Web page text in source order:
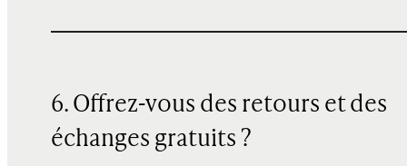
6. Offrez-vous des retours et des
échanges gratuits ?